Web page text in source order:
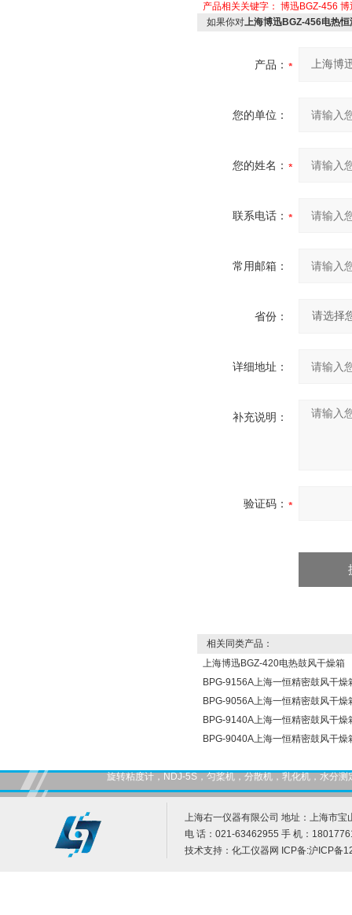
产品相关关键字： 博迅BGZ-456 博
如果你对上海博迅BGZ-456电热恒
产品：
您的单位：
您的姓名：
联系电话：
常用邮箱：
省份：
详细地址：
补充说明：
验证码：
相关同类产品：
上海博迅BGZ-420电热鼓风干燥箱
BPG-9156A上海一恒精密鼓风干燥
BPG-9056A上海一恒精密鼓风干燥
BPG-9140A上海一恒精密鼓风干燥
BPG-9040A上海一恒精密鼓风干燥
旋转粘度计，NDJ-5S，匀桨机，分散机，乳化机，水分
上海右一仪器有限公司 地址：上海市宝
电 话：021-63462955 手 机：
技术支持： 化工仪器网 ICP备:沪ICP备